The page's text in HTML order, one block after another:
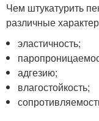
Чем штукатурить
различные
эластичность;
адгезию;
влагостойкость;